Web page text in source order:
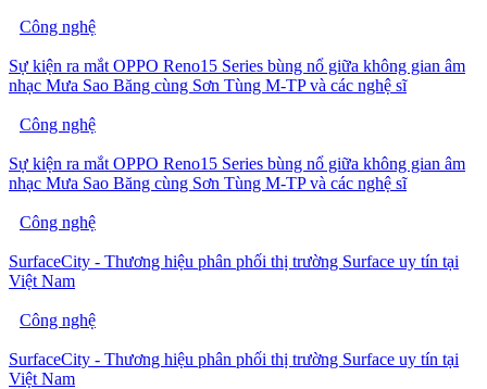
Công nghệ
Sự kiện ra mắt OPPO Reno15 Series bùng nổ giữa không gian âm
nhạc Mưa Sao Băng cùng Sơn Tùng M-TP và các nghệ sĩ
Công nghệ
Sự kiện ra mắt OPPO Reno15 Series bùng nổ giữa không gian âm
nhạc Mưa Sao Băng cùng Sơn Tùng M-TP và các nghệ sĩ
Công nghệ
SurfaceCity - Thương hiệu phân phối thị trường Surface uy tín tại
Việt Nam
Công nghệ
SurfaceCity - Thương hiệu phân phối thị trường Surface uy tín tại
Việt Nam